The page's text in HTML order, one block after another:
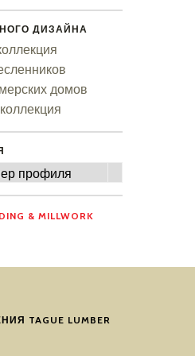
ДИЗАЙНА
домов
профиля
& MILLWORK
TAGUE LUMBER